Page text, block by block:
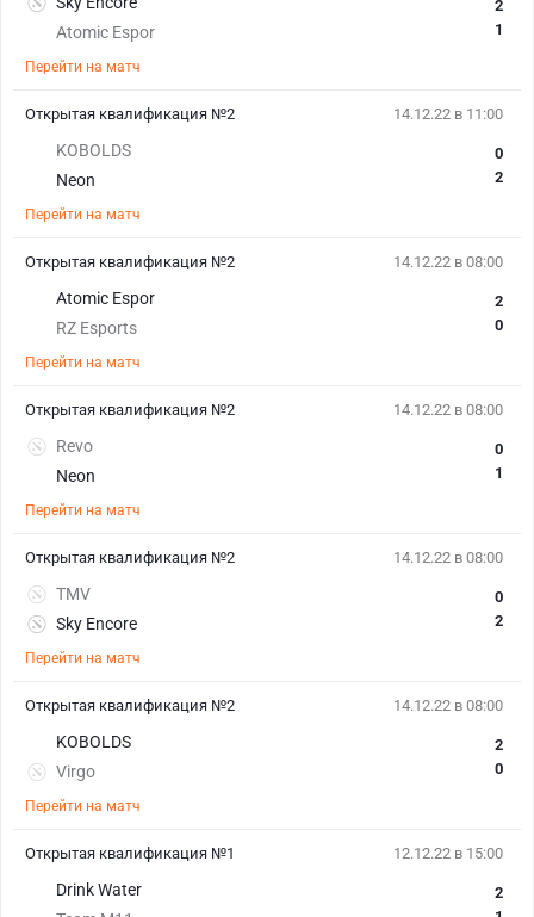
Atomic Espor
2
1
Перейти на матч
14.12.22 в 11:00
KOBOLDS
Neon
0
2
Перейти на матч
Открытая квалификация №2
14.12.22 в 08:00
Atomic Espor
RZ Esports
2
0
Перейти на матч
Открытая квалификация №2
14.12.22 в 08:00
Revo
Neon
0
1
Перейти на матч
Открытая квалификация №2
14.12.22 в 08:00
TMV
Sky Encore
0
2
Перейти на матч
Открытая квалификация №2
14.12.22 в 08:00
KOBOLDS
Virgo
2
0
Перейти на матч
Открытая квалификация №2
12.12.22 в 15:00
Drink Water
2
Открытая квалификация №1